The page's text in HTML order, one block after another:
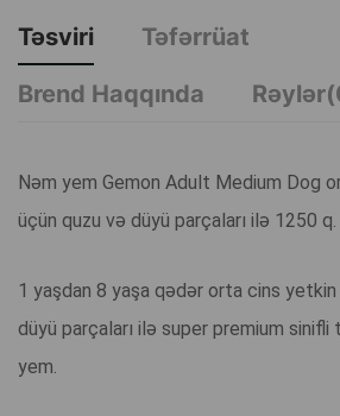
Təsviri
Təfərrüat
Brend Haqqında
Nəm yem Gemon Adult Medium Dog
üçün quzu və düyü parçaları ilə 1250 q.
1 yaşdan 8 yaşa qədər orta cins
düyü parçaları ilə super premium sinifli
yem.